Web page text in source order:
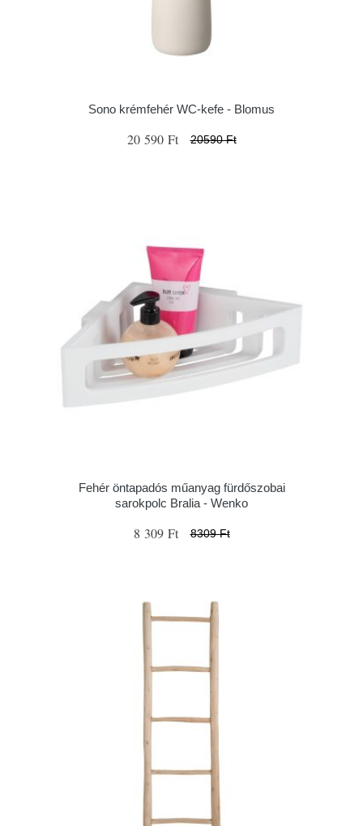
Sono krémfehér WC-kefe - Blomus
20 590 Ft 20590 Ft
Fehér öntapadós műanyag fürdőszobai
sarokpolc Bralia - Wenko
8 309 Ft 8309 Ft